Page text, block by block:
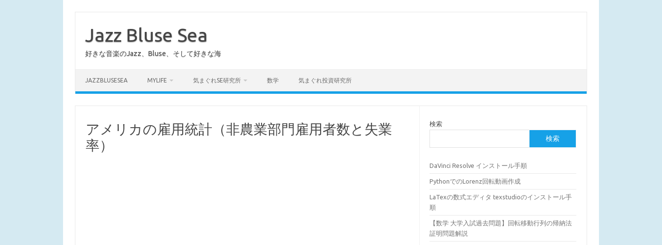
Jazz Bluse Sea
好きな音楽のJazz、Bluse、そして好きな海
JAZZBLUSESEA MYLIFE 気まぐれSE研究所 数学 気まぐれ投資研究所
アメリカの雇用統計（非農業部門雇用者数と失業
率）
検索
検索
DaVinci Resolve インストール手順
PythonでのLorenz回転動画作成
LaTexの数式エディタ texstudioのインストール手
順
【数学 大学入試過去問題】回転移動行列の帰納法
証明問題解説